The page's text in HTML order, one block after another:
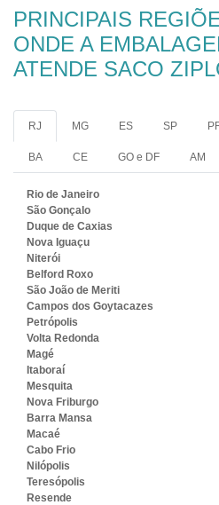
PRINCIPAIS
ONDE A
ATENDE SACO
RJ MG ES SP
BA CE GO e DF AM
Rio de Janeiro
São Gonçalo
Duque de Caxias
Nova Iguaçu
Niterói
Belford Roxo
São João de Meriti
Campos dos Goytacazes
Petrópolis
Volta Redonda
Magé
Itaboraí
Mesquita
Nova Friburgo
Barra Mansa
Macaé
Cabo Frio
Nilópolis
Teresópolis
Resende